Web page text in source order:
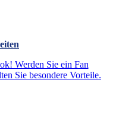
Werden Sie ein Fan
Sie besondere Vorteile.